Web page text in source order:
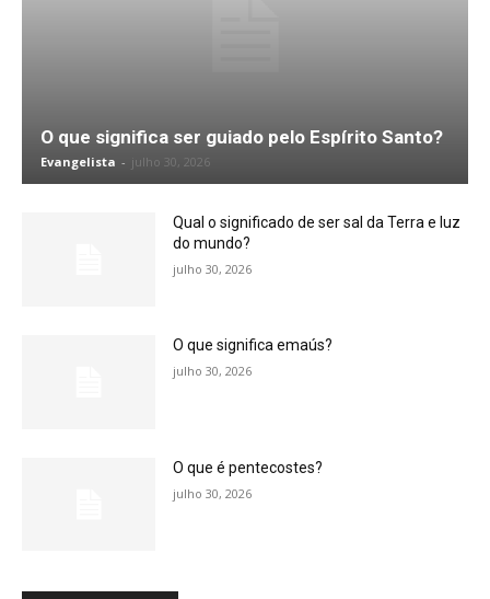
O que significa ser guiado pelo Espírito Santo?
Evangelista - julho 30, 2026
Qual o significado de ser sal da Terra e luz
do mundo?
julho 30, 2026
O que significa emaús?
julho 30, 2026
O que é pentecostes?
julho 30, 2026